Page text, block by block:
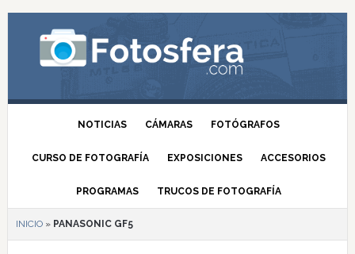
NOTICIAS CÁMARAS FOTÓGRAFOS
CURSO DE FOTOGRAFÍA EXPOSICIONES ACCESORIOS
PROGRAMAS TRUCOS DE FOTOGRAFÍA
INICIO» PANASONIC GF5